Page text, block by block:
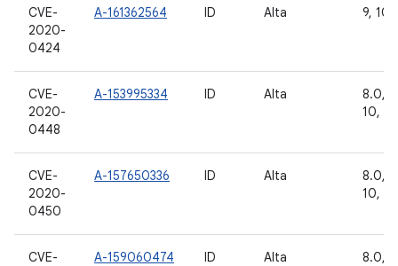
CVE-
2020-
0424
A-161362564 ID Alta 9, 10,
CVE-
2020-
0448
A-153995334 ID Alta
8.0,
10, 11
CVE-
2020-
0450
A-157650336 ID Alta
8.0,
10, 11
CVE-
A-159060474 ID Alta 8.0,